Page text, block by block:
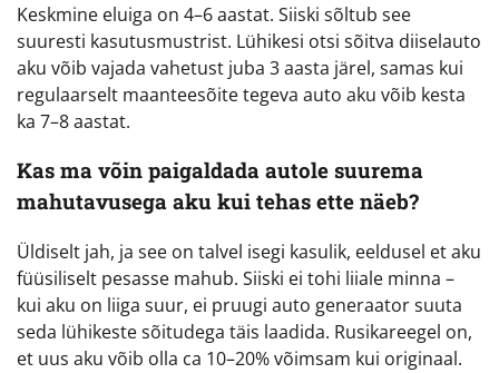
Keskmine eluiga on 4–6 aastat. Siiski sõltub see
suuresti kasutusmustrist. Lühikesi otsi sõitva diiselauto
aku võib vajada vahetust juba 3 aasta järel, samas kui
regulaarselt maanteesõite tegeva auto aku võib kesta
ka 7–8 aastat.
Kas ma võin paigaldada autole suurema
mahutavusega aku kui tehas ette näeb?
Üldiselt jah, ja see on talvel isegi kasulik, eeldusel et aku
füüsiliselt pesasse mahub. Siiski ei tohi liiale minna –
kui aku on liiga suur, ei pruugi auto generaator suuta
seda lühikeste sõitudega täis laadida. Rusikareegel on,
et uus aku võib olla ca 10–20% võimsam kui originaal.